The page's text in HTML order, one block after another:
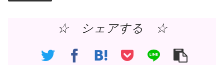
☆ シェアする ☆